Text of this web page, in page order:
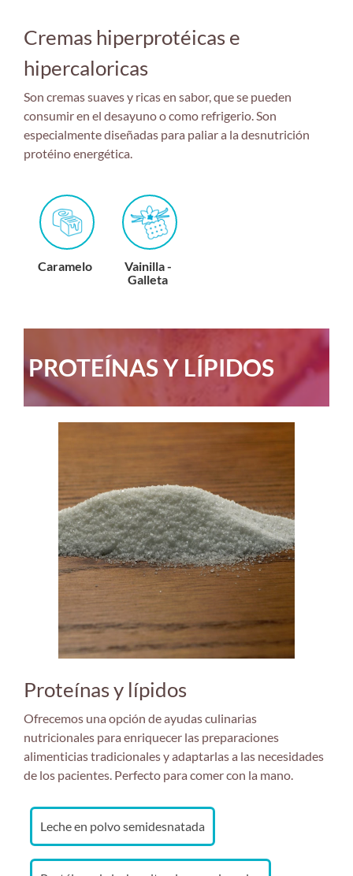
Cremas hiperprotéicas e
hipercaloricas
Son cremas suaves y ricas en sabor, que se pueden
consumir en el desayuno o como refrigerio. Son
especialmente diseñadas para paliar a la desnutrición
protéino energética.
Caramelo
Vainilla -
Galleta
PROTEÍNAS Y LÍPIDOS
Proteínas y lípidos
Ofrecemos una opción de ayudas culinarias
nutricionales para enriquecer las preparaciones
alimenticias tradicionales y adaptarlas a las necesidades
de los pacientes. Perfecto para comer con la mano.
Leche en polvo semidesnatada